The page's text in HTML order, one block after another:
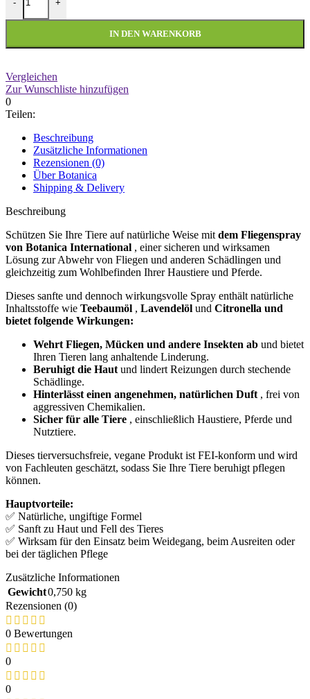
- +
IN DEN WARENKORB
Vergleichen
Zur Wunschliste hinzufügen
0
Teilen:
Beschreibung
Zusätzliche Informationen
Rezensionen (0)
Über Botanica
Shipping & Delivery
Beschreibung
Schützen Sie Ihre Tiere auf natürliche Weise mit dem Fliegenspray
von Botanica International , einer sicheren und wirksamen
Lösung zur Abwehr von Fliegen und anderen Schädlingen und
gleichzeitig zum Wohlbefinden Ihrer Haustiere und Pferde.
Dieses sanfte und dennoch wirkungsvolle Spray enthält natürliche
Inhaltsstoffe wie Teebaumöl , Lavendelöl und Citronella und
bietet folgende Wirkungen:
Wehrt Fliegen, Mücken und andere Insekten ab und bietet
Ihren Tieren lang anhaltende Linderung.
Beruhigt die Haut und lindert Reizungen durch stechende
Schädlinge.
Hinterlässt einen angenehmen, natürlichen Duft , frei von
aggressiven Chemikalien.
Sicher für alle Tiere , einschließlich Haustiere, Pferde und
Nutztiere.
Dieses tierversuchsfreie, vegane Produkt ist FEI-konform und wird
von Fachleuten geschätzt, sodass Sie Ihre Tiere beruhigt pflegen
können.
Hauptvorteile:
✅ Natürliche, ungiftige Formel
✅ Sanft zu Haut und Fell des Tieres
✅ Wirksam für den Einsatz beim Weidegang, beim Ausreiten oder
bei der täglichen Pflege
Zusätzliche Informationen
Gewicht0,750 kg
Rezensionen (0)
0 Bewertungen
0
0